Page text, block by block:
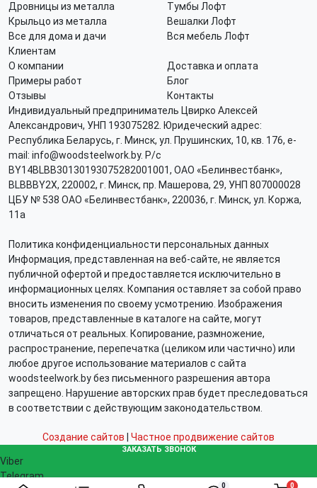
0 0
Дровницы из металла
Крыльцо из металла
Все для дома и дачи
Тумбы Лофт
Вешалки Лофт
Вся мебель Лофт
Клиентам
О компании
Доставка и оплата
Примеры работ
Блог
Отзывы
Контакты
Индивидуальный предприниматель Цвирко Алексей
Александрович, УНП 193075282. Юридеческий адрес:
Республика Беларусь, г. Минск, ул. Прушинских, 10, кв. 176, e-
mail: info@woodsteelwork.by. Р/с
BY14BLBB30130193075282001001, ОАО «Белинвестбанк»,
BLBBBY2X, 220002, г. Минск, пр. Машерова, 29, УНП 807000028
ЦБУ № 538 ОАО «Белинвестбанк», 220036, г. Минск, ул. Коржа,
11а
Политика конфиденциальности персональных данных
Информация, представленная на веб-сайте, не является
публичной офертой и предоставляется исключительно в
информационных целях. Компания оставляет за собой право
вносить изменения по своему усмотрению. Изображения
товаров, представленные в каталоге на сайте, могут
отличаться от реальных. Копирование, размножение,
распространение, перепечатка (целиком или частично) или
любое другое использование материалов с сайта
woodsteelwork.by без письменного разрешения автора
запрещено. Нарушение авторских прав будет преследоваться
в соответствии с действующим законодательством.
Создание сайтов Частное продвижение сайтов
ЗАКАЗАТЬ ЗВОНОК
Viber
Telegram